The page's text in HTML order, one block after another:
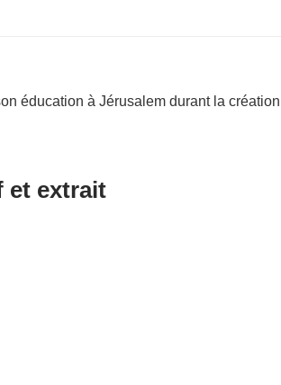
éducation à Jérusalem durant la
et extrait